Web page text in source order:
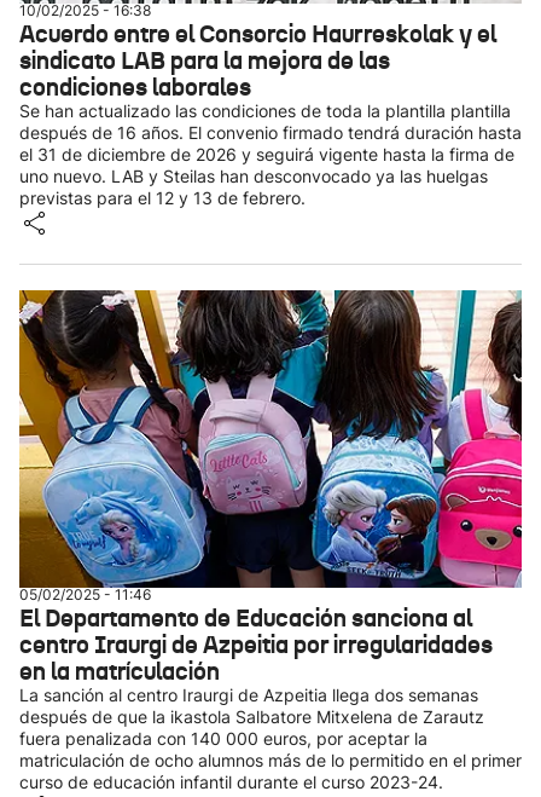
10/02/2025 - 16:38
Acuerdo entre el Consorcio Haurreskolak y el
sindicato LAB para la mejora de las
condiciones laborales
Se han actualizado las condiciones de toda la plantilla plantilla
después de 16 años. El convenio firmado tendrá duración hasta
el 31 de diciembre de 2026 y seguirá vigente hasta la firma de
uno nuevo. LAB y Steilas han desconvocado ya las huelgas
previstas para el 12 y 13 de febrero.
05/02/2025 - 11:46
El Departamento de Educación sanciona al
centro Iraurgi de Azpeitia por irregularidades
en la matrículación
La sanción al centro Iraurgi de Azpeitia llega dos semanas
después de que la ikastola Salbatore Mitxelena de Zarautz
fuera penalizada con 140 000 euros, por aceptar la
matriculación de ocho alumnos más de lo permitido en el primer
curso de educación infantil durante el curso 2023-24.